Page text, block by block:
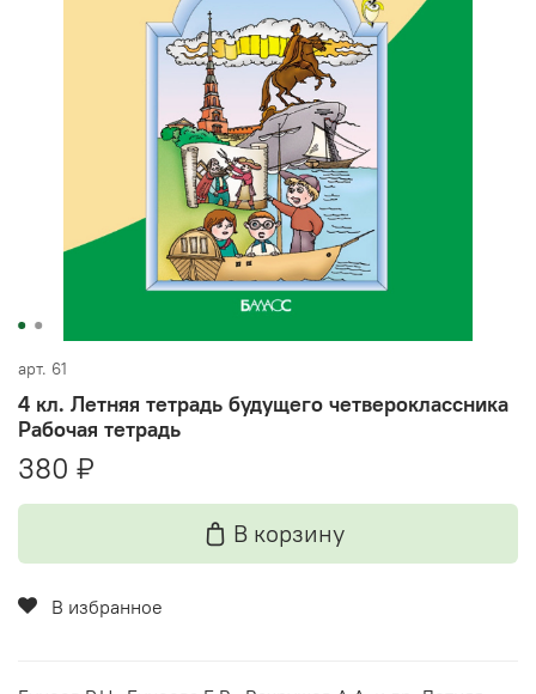
арт. 61
4 кл. Летняя тетрадь будущего четвероклассника
Рабочая тетрадь
380 ₽
В корзину
В избранное